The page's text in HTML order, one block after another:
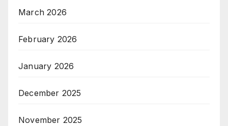
March 2026
February 2026
January 2026
December 2025
November 2025